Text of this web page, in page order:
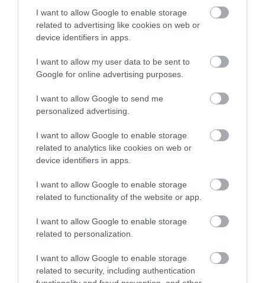
I want to allow Google to enable storage
related to advertising like cookies on web or
device identifiers in apps.
I want to allow my user data to be sent to
Google for online advertising purposes.
I want to allow Google to send me
personalized advertising.
I want to allow Google to enable storage
related to analytics like cookies on web or
device identifiers in apps.
I want to allow Google to enable storage
related to functionality of the website or app.
I want to allow Google to enable storage
related to personalization.
I want to allow Google to enable storage
related to security, including authentication
GYÓGYNÖVÉNYKERTBE ÉS
KIRÁNDULÁS A
PINCÉSZETÉBE
KIRÁNDULÁS A RAVAZDI
APÁTSÁG HABOS OLDALÁRA